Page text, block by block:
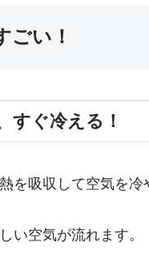
ごい！
すぐ冷える！
を吸収して空気を冷
い空気が流れます。